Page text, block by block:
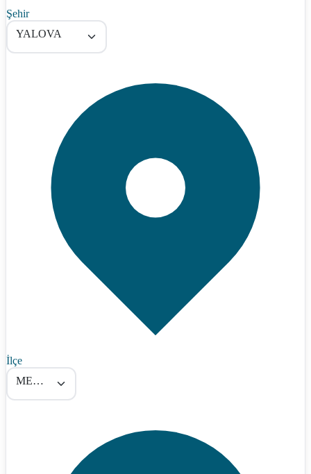
Şehir
YALOVA
İlçe
MERKEZ